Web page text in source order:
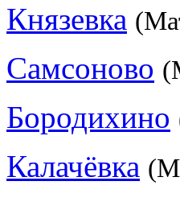
Князевка
Самсоново
Бородихино
Калачёвка